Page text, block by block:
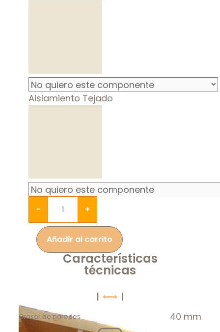
Aislamiento Tejado
- +
Añadir al carrito
Características
técnicas
Grosor de paredes 40 mm